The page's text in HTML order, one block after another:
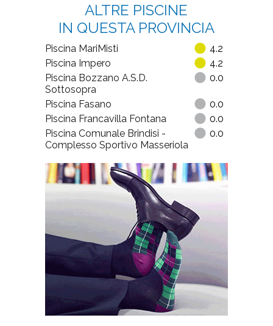
ALTRE PISCINE
IN QUESTA PROVINCIA
Piscina MariMisti
4.2
Piscina Impero
4.2
Piscina Bozzano A.S.D.
Sottosopra
0.0
Piscina Fasano
0.0
Piscina Francavilla Fontana
0.0
Piscina Comunale Brindisi -
Complesso Sportivo Masseriola
0.0